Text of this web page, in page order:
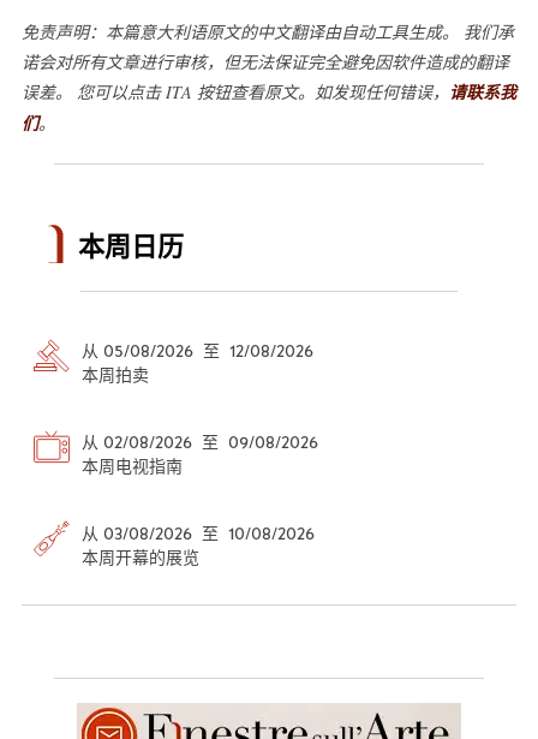
免责声明：本篇意大利语原文的中文翻译由自动工具生成。 我们承
诺会对所有文章进行审核，但无法保证完全避免因软件造成的翻译
误差。 您可以点击 ITA 按钮查看原文。如发现任何错误， 请联系我
们。
本周日历
从 05/08/2026 至 12/08/2026
本周拍卖
从 02/08/2026 至 09/08/2026
本周电视指南
从 03/08/2026 至 10/08/2026
本周开幕的展览